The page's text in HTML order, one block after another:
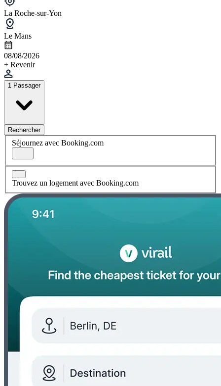
La Roche-sur-Yon
Le Mans
08/08/2026
+ Revenir
1 Passager
Rechercher
Séjournez avec Booking.com
Trouvez un logement avec Booking.com